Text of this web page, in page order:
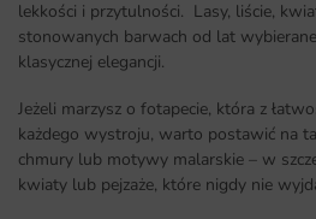
lekkości i przytulności. Lasy, liście,
stonowanych barwach od lat
klasycznej elegancji.
Jeżeli marzysz o fotapecie, która z
każdego wystroju, warto postawić na
chmury lub motywy malarskie – w
kwiaty lub pejzaże, które nigdy nie